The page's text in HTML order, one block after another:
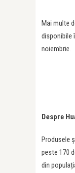
Mai multe
disponibile
noiembrie.
Despre
Produsele
peste 170
din